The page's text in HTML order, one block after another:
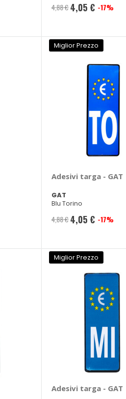
4,88 € Prezzo
4,05 € -17%
Miglior Prezzo
Adesivi targa - GAT
GAT
Blu Torino
4,88 € Prezzo
4,05 € -17%
Miglior Prezzo
Adesivi targa - GAT